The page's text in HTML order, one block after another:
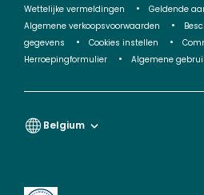
Wettelijke vermeldingen
Geldende
Algemene verkoopsvoorwaarden
gegevens
Cookies instellen
Herroepingformulier
Algemene
Belgium